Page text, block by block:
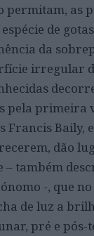
permitam, as
de
da
irregular
pela primeira
Francis Baily,
dão
– também
-, que
de luz a
pré e pós-